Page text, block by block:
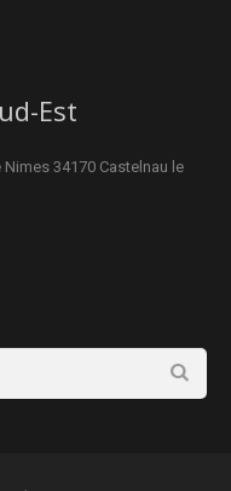
Est
34170 Castelnau le